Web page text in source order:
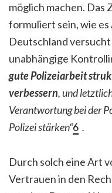
möglich machen. Das
formuliert sein, wie
Deutschland
unabhängige
gute Polizeiarbeit
verbessern, und
Verantwortung bei der
Polizei stärken“6 .
Durch solch eine Art
Vertrauen in den